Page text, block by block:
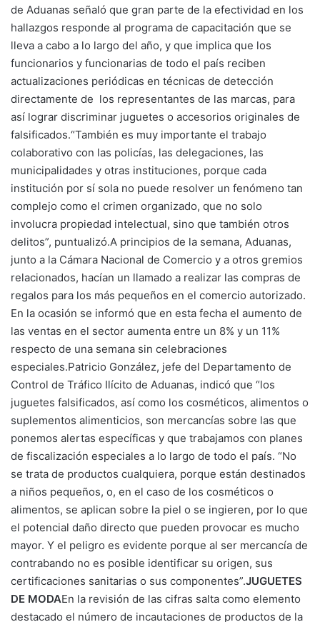
de Aduanas señaló que gran parte de la efectividad en los
hallazgos responde al programa de capacitación que se
lleva a cabo a lo largo del año, y que implica que los
funcionarios y funcionarias de todo el país reciben
actualizaciones periódicas en técnicas de detección
directamente de los representantes de las marcas, para
así lograr discriminar juguetes o accesorios originales de
falsificados.“También es muy importante el trabajo
colaborativo con las policías, las delegaciones, las
municipalidades y otras instituciones, porque cada
institución por sí sola no puede resolver un fenómeno tan
complejo como el crimen organizado, que no solo
involucra propiedad intelectual, sino que también otros
delitos”, puntualizó.A principios de la semana, Aduanas,
junto a la Cámara Nacional de Comercio y a otros gremios
relacionados, hacían un llamado a realizar las compras de
regalos para los más pequeños en el comercio autorizado.
En la ocasión se informó que en esta fecha el aumento de
las ventas en el sector aumenta entre un 8% y un 11%
respecto de una semana sin celebraciones
especiales.Patricio González, jefe del Departamento de
Control de Tráfico Ilícito de Aduanas, indicó que “los
juguetes falsificados, así como los cosméticos, alimentos o
suplementos alimenticios, son mercancías sobre las que
ponemos alertas específicas y que trabajamos con planes
de fiscalización especiales a lo largo de todo el país. “No
se trata de productos cualquiera, porque están destinados
a niños pequeños, o, en el caso de los cosméticos o
alimentos, se aplican sobre la piel o se ingieren, por lo que
el potencial daño directo que pueden provocar es mucho
mayor. Y el peligro es evidente porque al ser mercancía de
contrabando no es posible identificar su origen, sus
certificaciones sanitarias o sus componentes”.JUGUETES
DE MODAEn la revisión de las cifras salta como elemento
destacado el número de incautaciones de productos de la